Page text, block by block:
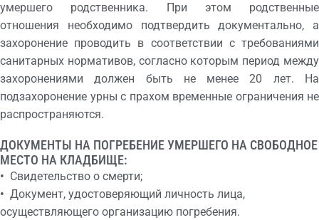
умершего родственника. При этом родственные
отношения необходимо подтвердить документально, а
захоронение проводить в соответствии с требованиями
санитарных нормативов, согласно которым период между
захоронениями должен быть не менее 20 лет. На
подзахоронение урны с прахом временные ограничения не
распространяются.
ДОКУМЕНТЫ НА ПОГРЕБЕНИЕ УМЕРШЕГО НА СВОБОДНОЕ
МЕСТО НА КЛАДБИЩЕ:
• Свидетельство о смерти;
• Документ, удостоверяющий личность лица,
осуществляющего организацию погребения.